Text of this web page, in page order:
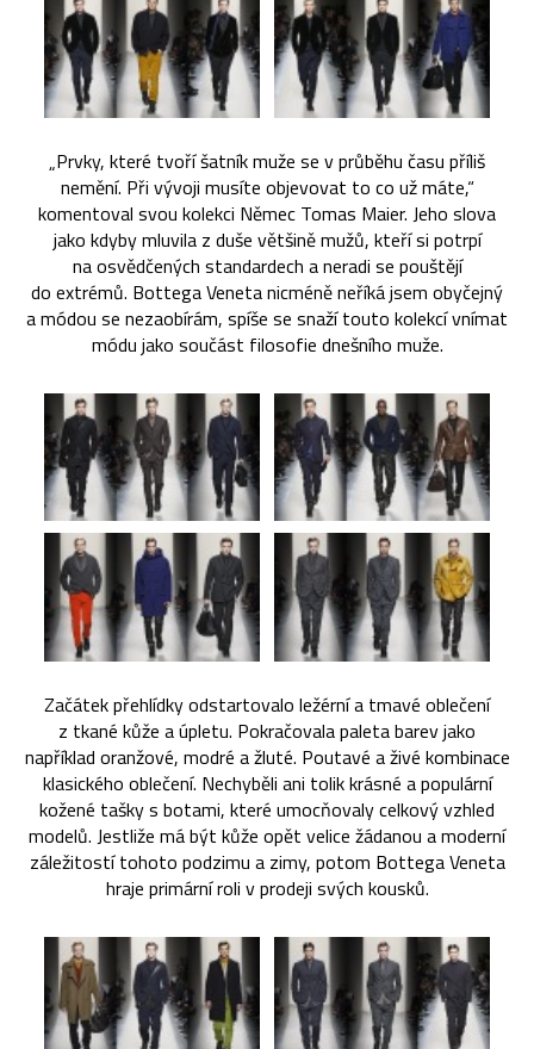
„Prvky, které tvoří šatník muže se v průběhu času příliš
nemění. Při vývoji musíte objevovat to co už máte,“
komentoval svou kolekci Němec Tomas Maier. Jeho slova
jako kdyby mluvila z duše většině mužů, kteří si potrpí
na osvědčených standardech a neradi se pouštějí
do extrémů. Bottega Veneta nicméně neříká jsem obyčejný
a módou se nezaobírám, spíše se snaží touto kolekcí vnímat
módu jako součást filosofie dnešního muže.
Začátek přehlídky odstartovalo ležérní a tmavé oblečení
z tkané kůže a úpletu. Pokračovala paleta barev jako
například oranžové, modré a žluté. Poutavé a živé kombinace
klasického oblečení. Nechyběli ani tolik krásné a populární
kožené tašky s botami, které umocňovaly celkový vzhled
modelů. Jestliže má být kůže opět velice žádanou a moderní
záležitostí tohoto podzimu a zimy, potom Bottega Veneta
hraje primární roli v prodeji svých kousků.